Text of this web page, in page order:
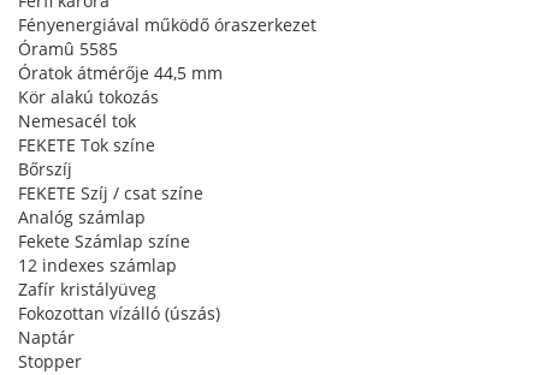
Fényenergiával működő óraszerkezet
Óramû 5585
Óratok átmérője 44,5 mm
Kör alakú tokozás
Nemesacél tok
FEKETE Tok színe
Bőrszíj
FEKETE Szíj / csat színe
Analóg számlap
Fekete Számlap színe
12 indexes számlap
Zafír kristályüveg
Fokozottan vízálló (úszás)
Naptár
Stopper